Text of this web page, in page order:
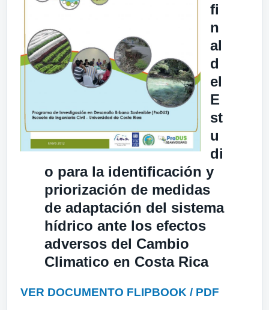
fi
n
al
d
el
E
st
u
di
o para la identificación y
priorización de medidas
de adaptación del sistema
hídrico ante los efectos
adversos del Cambio
Climatico en Costa Rica
VER DOCUMENTO FLIPBOOK / PDF